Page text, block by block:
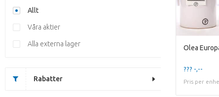
Allt
Våra aktier
Alla externa lager
Rabatter
??? -,--
Pris per